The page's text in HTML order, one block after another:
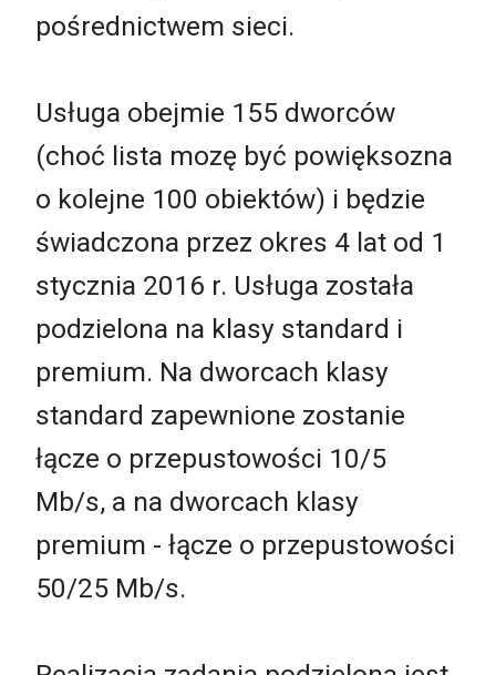
pośrednictwem sieci.
Usługa obejmie 155 dworców
(choć lista mozę być powięksozna
o kolejne 100 obiektów) i będzie
świadczona przez okres 4 lat od 1
stycznia 2016 r. Usługa została
podzielona na klasy standard i
premium. Na dworcach klasy
standard zapewnione zostanie
łącze o przepustowości 10/5
Mb/s, a na dworcach klasy
premium - łącze o przepustowości
50/25 Mb/s.